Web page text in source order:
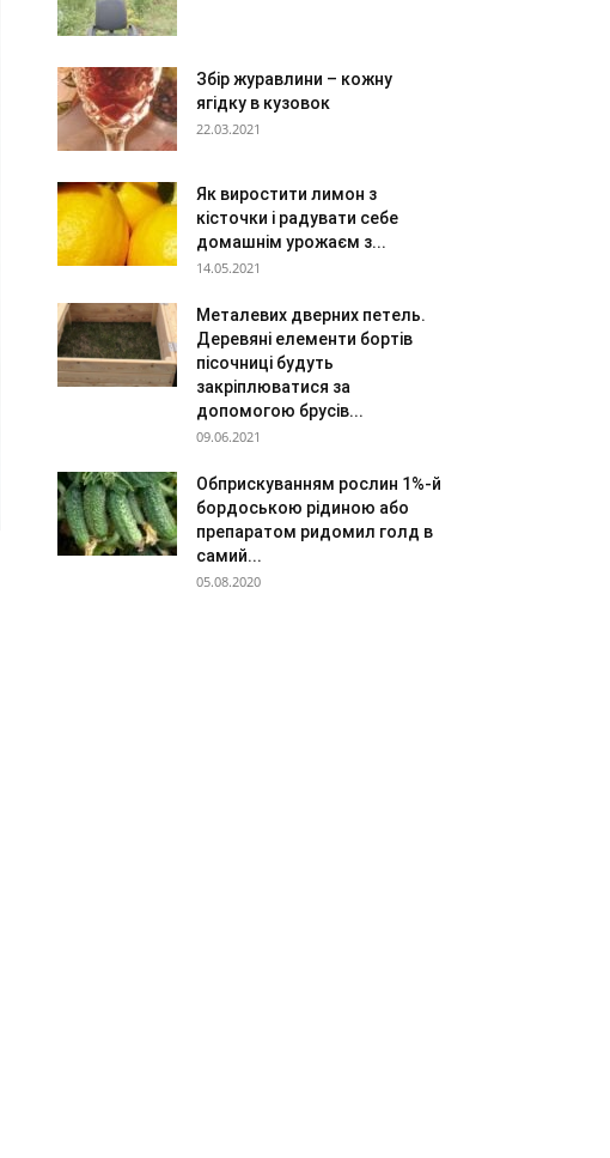
Збір журавлини – кожну
ягідку в кузовок
22.03.2021
Як виростити лимон з
кісточки і радувати себе
домашнім урожаєм з...
14.05.2021
Металевих дверних петель.
Деревяні елементи бортів
пісочниці будуть
закріплюватися за
допомогою брусів...
09.06.2021
Обприскуванням рослин 1%-й
бордоською рідиною або
препаратом ридомил голд в
самий...
05.08.2020